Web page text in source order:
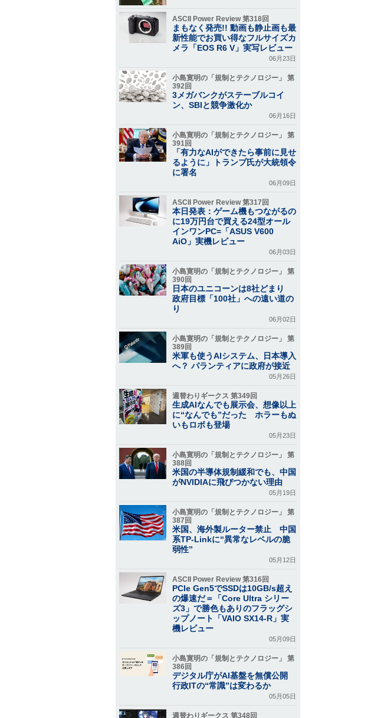
ASCII Power Review 第318回
まもなく発売!! 動画も静止画も最
新性能でお買い得なフルサイズカ
メラ「EOS R6 V」実写レビュー
06月23日
小島寛明の「規制とテクノロジー」 第
392回
3メガバンクがステーブルコイ
ン、SBIと競争激化か
06月16日
小島寛明の「規制とテクノロジー」 第
391回
「有力なAIができたら事前に見せ
るように」トランプ氏が大統領令
に署名
06月09日
ASCII Power Review 第317回
本日発表：ゲーム機もつながるの
に19万円台で買える24型オール
インワンPC=「ASUS V600
AiO」実機レビュー
06月03日
小島寛明の「規制とテクノロジー」 第
390回
日本のユニコーンは8社どまり
政府目標「100社」への遠い道の
り
06月02日
小島寛明の「規制とテクノロジー」 第
389回
米軍も使うAIシステム、日本導入
へ？ パランティアに政府が接近
05月26日
週替わりギークス 第349回
生成AIなんでも展示会、想像以上
に“なんでも”だった ホラーもぬ
いもロボも登場
05月23日
小島寛明の「規制とテクノロジー」 第
388回
米国の半導体規制緩和でも、中国
がNVIDIAに飛びつかない理由
05月19日
小島寛明の「規制とテクノロジー」 第
387回
米国、海外製ルーター禁止 中国
系TP-Linkに“異常なレベルの脆
弱性”
05月12日
ASCII Power Review 第316回
PCIe Gen5でSSDは10GB/s超え
の爆速だ＝「Core Ultra シリー
ズ3」で勝色もありのフラッグシ
ップノート「VAIO SX14-R」実
機レビュー
05月09日
小島寛明の「規制とテクノロジー」 第
386回
デジタル庁がAI基盤を無償公開
行政ITの“常識”は変わるか
05月05日
週替わりギークス 第348回